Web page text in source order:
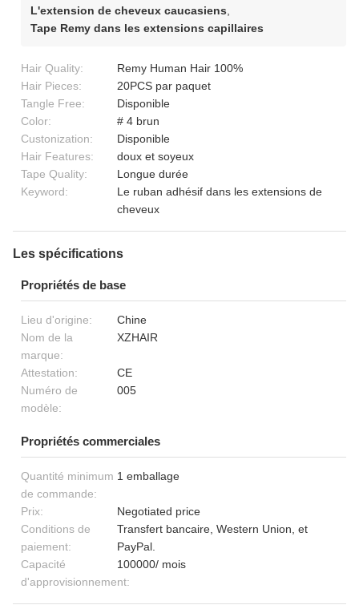
L'extension de cheveux caucasiens
Tape Remy dans les extensions capillaires
Hair Quality:
Remy Human Hair 100%
Hair Pieces:
20PCS par paquet
Tangle Free:
Disponible
Color:
# 4 brun
Custonization:
Disponible
Hair Features:
doux et soyeux
Tape Quality:
Longue durée
Keyword:
Le ruban adhésif dans les extensions de
cheveux
Les spécifications
Propriétés de base
Lieu d'origine:
Chine
Nom de la
marque:
XZHAIR
Attestation:
CE
Numéro de
modèle:
005
Propriétés commerciales
Quantité minimum
de commande:
1 emballage
Prix:
Negotiated price
Conditions de
paiement:
Transfert bancaire, Western Union, et
PayPal.
Capacité
d'approvisionnement:
100000/ mois